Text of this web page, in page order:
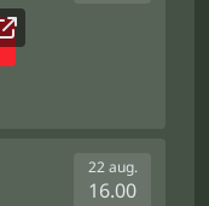
22 aug.
16.00